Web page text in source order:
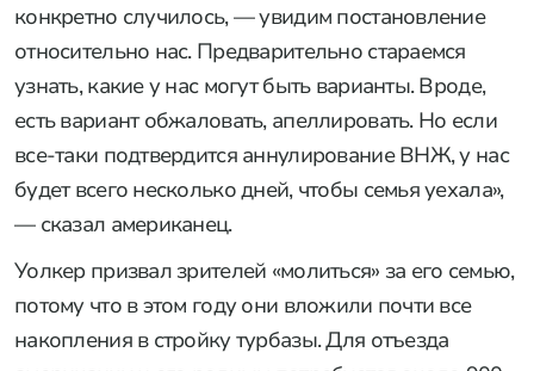
конкретно случилось, — увидим постановление
относительно нас. Предварительно стараемся
узнать, какие у нас могут быть варианты. Вроде,
есть вариант обжаловать, апеллировать. Но если
все-таки подтвердится аннулирование ВНЖ, у нас
будет всего несколько дней, чтобы семья уехала»,
— сказал американец.
Уолкер призвал зрителей «молиться» за его семью,
потому что в этом году они вложили почти все
накопления в стройку турбазы. Для отъезда